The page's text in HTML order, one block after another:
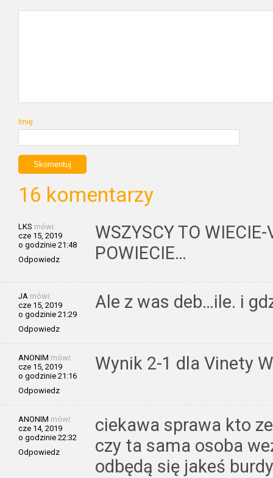
Imię
16 komentarzy
LKS mówi:
cze 15, 2019
o godzinie 21:48
Odpowiedz
WSZYSCY TO
POWIECIE…
JA mówi:
cze 15, 2019
o godzinie 21:29
Odpowiedz
Ale z was deb…ile. i
ANONIM mówi:
cze 15, 2019
o godzinie 21:16
Odpowiedz
Wynik 2-1 dla Vinety
ANONIM mówi:
cze 14, 2019
o godzinie 22:32
Odpowiedz
ciekawa sprawa kto
czy ta sama osoba
odbędą się jakeś burdy